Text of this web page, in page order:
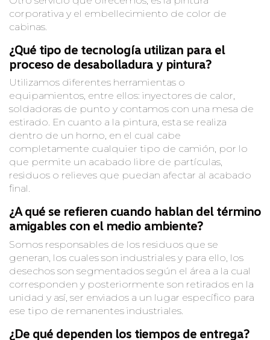
corporativa y el embellecimiento de color de
cabinas.
¿Qué tipo de tecnología utilizan para el
proceso de desabolladura y pintura?
Utilizamos diferentes herramientas o
equipamientos, entre ellos: inyectores de calor,
soldadoras de punto y contamos con una mesa de
estirado. En cuanto a la pintura, esta se realiza
dentro de un horno, en el cual cabe
completamente cualquier tipo de camión, por lo
que permite un acabado libre de partículas,
residuos o relieves que puedan afectar al acabado
final.
¿A qué se refieren cuando hablan del término
amigables con el medio ambiente?
Somos responsables de los residuos que se
generan, los cuales son industriales y para ello, los
desechos son segmentados según el área a la cual
corresponden y posteriormente son retirados en la
unidad y así, ser enviados a un lugar específico para
ese tipo de remanentes industriales.
¿De qué dependen los tiempos de entrega?